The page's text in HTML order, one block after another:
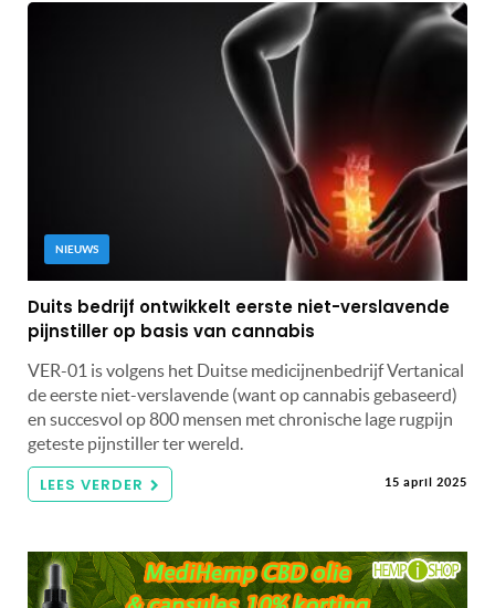
NIEUWS
Duits bedrijf ontwikkelt eerste niet-verslavende
pijnstiller op basis van cannabis
VER-01 is volgens het Duitse medicijnenbedrijf Vertanical
de eerste niet-verslavende (want op cannabis gebaseerd)
en succesvol op 800 mensen met chronische lage rugpijn
geteste pijnstiller ter wereld.
LEES VERDER 15 april 2025